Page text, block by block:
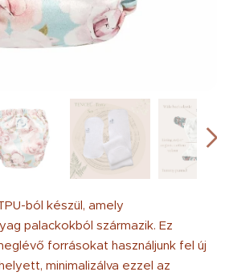
ból készül, amely
palackokból származik. Ez
forrásokat használjunk fel új
minimalizálva ezzel az